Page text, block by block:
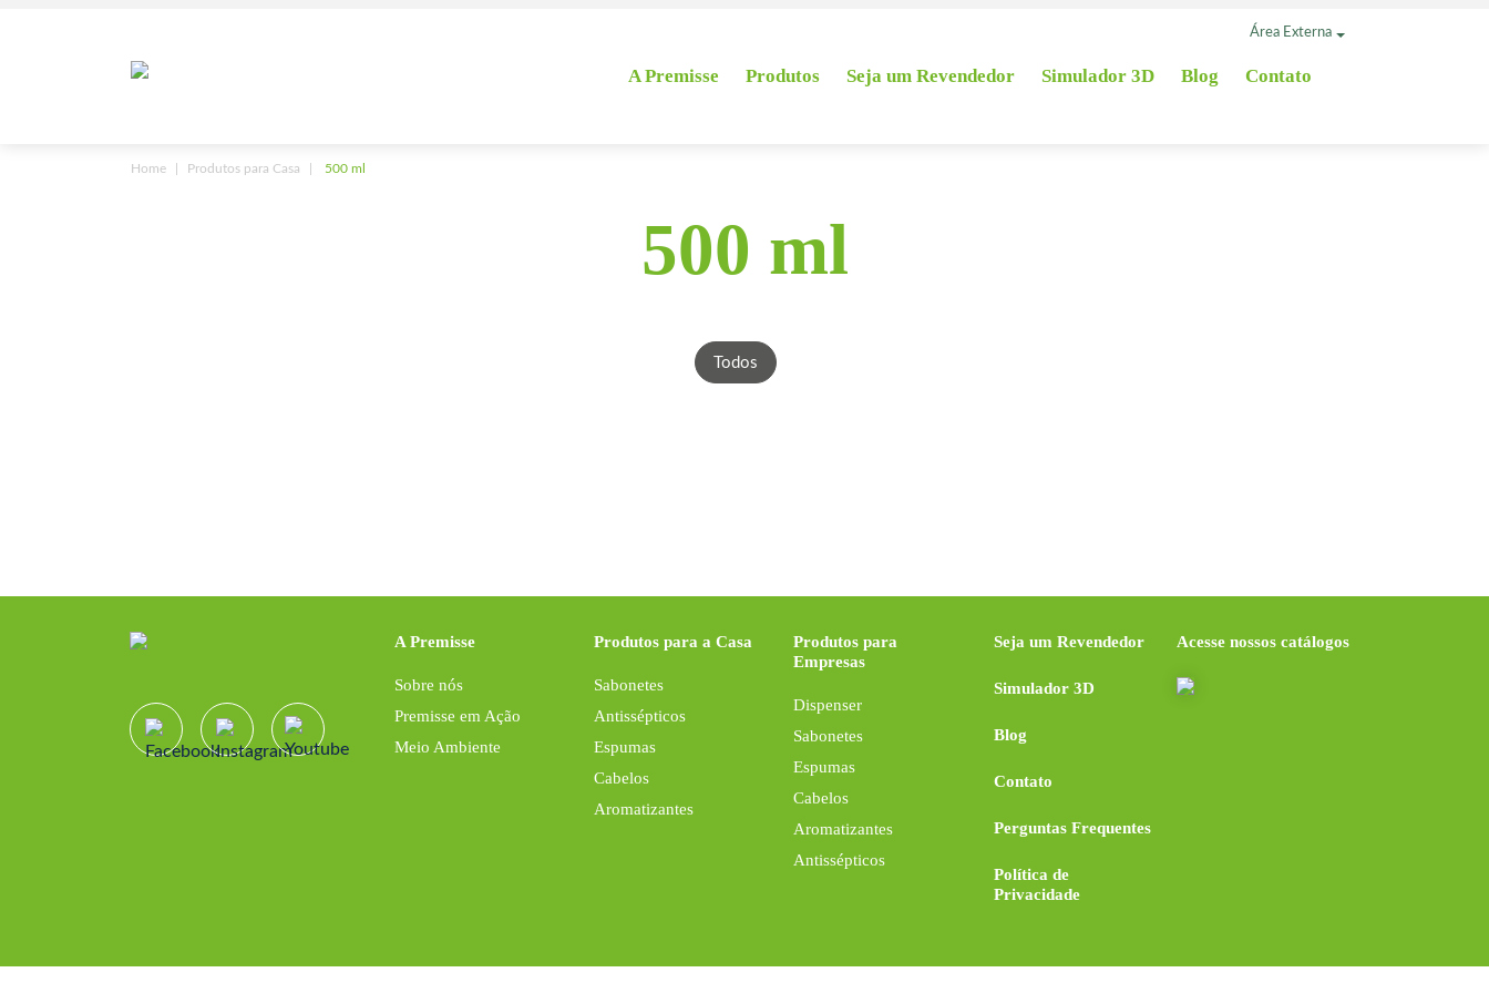
Área Externa
A Premisse Produtos Seja um Revendedor Simulador 3D Blog Contato
Home Produtos para Casa 500 ml
500 ml
Todos
A Premisse
Sobre nós
Premisse em Ação
Meio Ambiente
Produtos para a Casa
Sabonetes
Antissépticos
Espumas
Cabelos
Aromatizantes
Produtos para
Empresas
Dispenser
Sabonetes
Espumas
Cabelos
Aromatizantes
Antissépticos
Seja um Revendedor
Simulador 3D
Blog
Contato
Perguntas Frequentes
Política de
Privacidade
Acesse nossos catálogos